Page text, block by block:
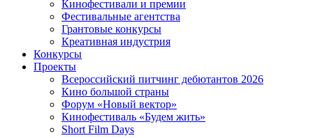
Кинофестивали и премии
Фестивальные агентства
Грантовые конкурсы
Креативная индустрия
Конкурсы
Проекты
Всероссийский питчинг дебютантов 2026
Кино большой страны
Форум «Новый вектор»
Кинофестиваль «Будем жить»
Short Film Days